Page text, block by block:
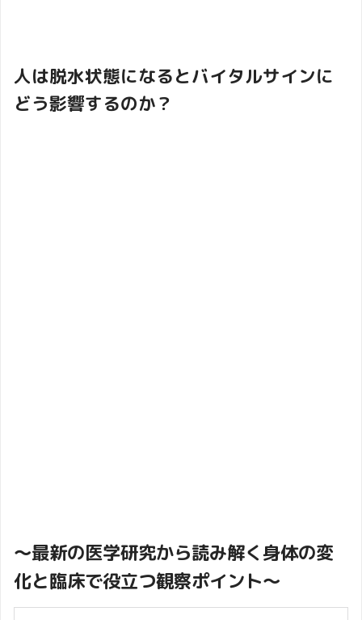
人は脱水状態になるとバイタルサインに
どう影響するのか？
～最新の医学研究から読み解く身体の変
化と臨床で役立つ観察ポイント～